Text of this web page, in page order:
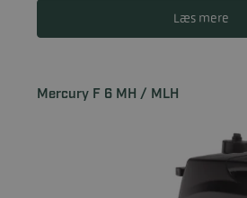
Læs mere
Mercury F 6 MH / MLH